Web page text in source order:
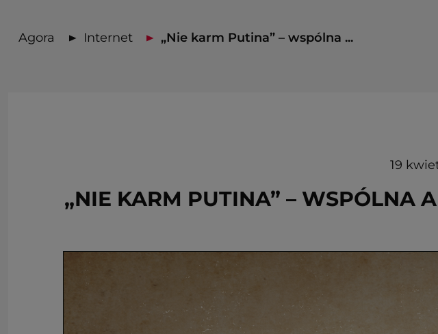
Agora Internet „Nie karm Putina” – wspólna ...
19
„NIE KARM PUTINA” – WSPÓLNA